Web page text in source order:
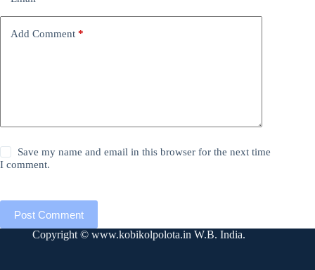
Add Comment *
Save my name and email in this browser for the next time
I comment.
Post Comment
Copyright © www.kobikolpolota.in W.B. India.